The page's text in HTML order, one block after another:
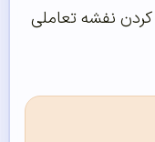
کردن نفشه تعاملی